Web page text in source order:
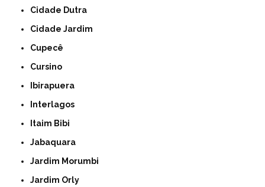
Cidade Dutra
Cidade Jardim
Cupecê
Cursino
Ibirapuera
Interlagos
Itaim Bibi
Jabaquara
Jardim Morumbi
Jardim Orly